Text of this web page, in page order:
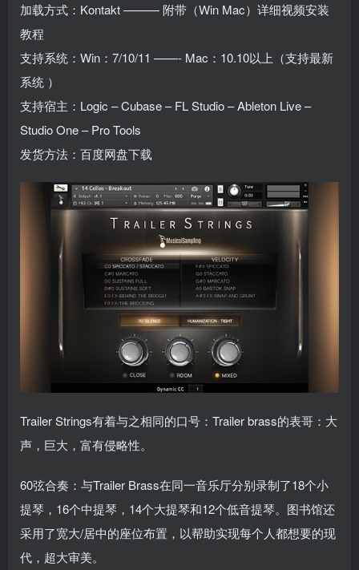
加载方式：Kontakt ——— 附带（Win Mac）详细视频安装
教程
支持系统：Win：7/10/11 ——- Mac：10.10以上（支持最新
系统 ）
支持宿主：Logic – Cubase – FL Studio – Ableton Live –
Studio One – Pro Tools
发货方法：百度网盘下载
Trailer Strings有着与之相同的口号：Trailer brass的表哥：大
声，巨大，富有侵略性。
60弦合奏：与Trailer Brass在同一音乐厅分别录制了18个小
提琴，16个中提琴，14个大提琴和12个低音提琴。图书馆还
采用了宽大/居中的座位布置，以帮助实现每个人都想要的现
代，超大审美。